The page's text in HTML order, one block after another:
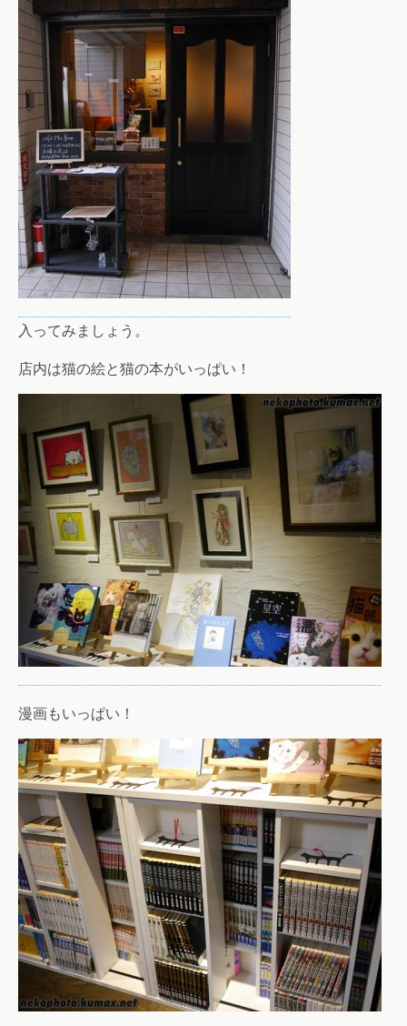
入ってみましょう。
店内は猫の絵と猫の本がいっぱい！
漫画もいっぱい！